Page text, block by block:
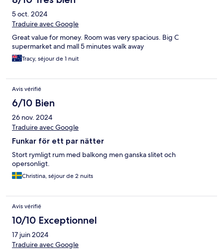
5 oct. 2024
Traduire avec Google
Great value for money. Room was very spacious. Big C
supermarket and mall 5 minutes walk away
Tracy, séjour de 1 nuit
Avis vérifié
6/10 Bien
26 nov. 2024
Traduire avec Google
Funkar för ett par nätter
Stort rymligt rum med balkong men ganska slitet och
opersonligt.
Christina, séjour de 2 nuits
Avis vérifié
10/10 Exceptionnel
17 juin 2024
Traduire avec Google